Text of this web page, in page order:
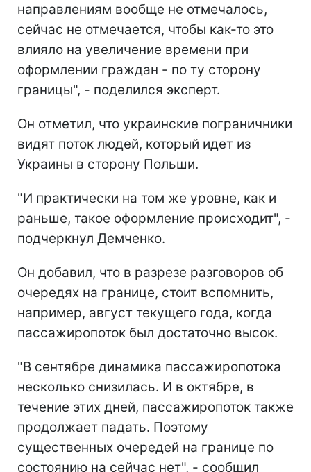
направлениям вообще не отмечалось,
сейчас не отмечается, чтобы как-то это
влияло на увеличение времени при
оформлении граждан - по ту сторону
границы", - поделился эксперт.
Он отметил, что украинские пограничники
видят поток людей, который идет из
Украины в сторону Польши.
"И практически на том же уровне, как и
раньше, такое оформление происходит", -
подчеркнул Демченко.
Он добавил, что в разрезе разговоров об
очередях на границе, стоит вспомнить,
например, август текущего года, когда
пассажиропоток был достаточно высок.
"В сентябре динамика пассажиропотока
несколько снизилась. И в октябре, в
течение этих дней, пассажиропоток также
продолжает падать. Поэтому
существенных очередей на границе по
состоянию на сейчас нет", - сообщил